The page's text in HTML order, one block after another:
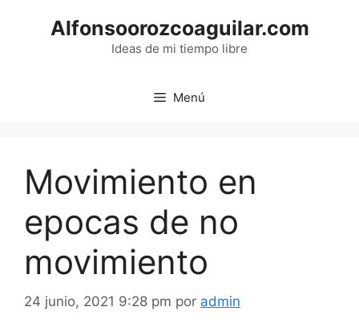
Alfonsoorozcoaguilar.com
Ideas de mi tiempo libre
Menú
Movimiento en
epocas de no
movimiento
24 junio, 2021 9:28 pm por admin